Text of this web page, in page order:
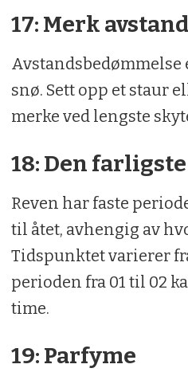
17: Merk avstand
snø. Sett opp et staur
merke ved lengste
18: Den
Reven har faste
til åtet, avhengig av
Tidspunktet varierer
perioden fra 01 til 02
time.
19: Parfyme